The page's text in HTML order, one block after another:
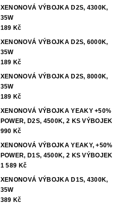
XENONOVÁ VÝBOJKA D2S, 4300K,
35W
189 Kč
XENONOVÁ VÝBOJKA D2S, 6000K,
35W
189 Kč
XENONOVÁ VÝBOJKA D2S, 8000K,
35W
189 Kč
XENONOVÁ VÝBOJKA YEAKY +50%
POWER, D2S, 4500K, 2 KS VÝBOJEK
990 Kč
XENONOVÁ VÝBOJKA YEAKY, +50%
POWER, D1S, 4500K, 2 KS VÝBOJEK
1 589 Kč
XENONOVÁ VÝBOJKA D1S, 4300K,
35W
389 Kč